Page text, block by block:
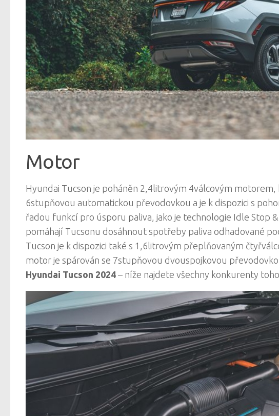
Motor
Hyundai Tucson je poháněn 2,4litrovým 4válcovým
6stupňovou automatickou převodovkou a je k dispozici s
řadou funkcí pro úsporu paliva, jako je technologie Idle Stop
pomáhají Tucsonu dosáhnout spotřeby paliva odhadované
Tucson je k dispozici také s 1,6litrovým přeplňovaným
motor je spárován se 7stupňovou dvouspojkovou
Hyundai Tucson 2024 – níže najdete všechny konkurenty